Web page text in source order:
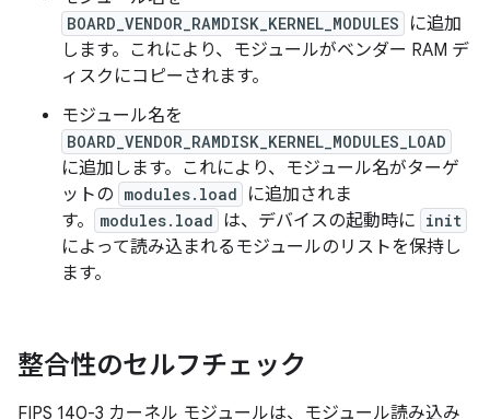
BOARD_VENDOR_RAMDISK_KERNEL_MODULES
に追加
します。これにより、モジュールがベンダー RAM デ
ィスクにコピーされます。
モジュール名を
BOARD_VENDOR_RAMDISK_KERNEL_MODULES_LOAD
に追加します。これにより、モジュール名がターゲ
ットの modules.load
に追加されま
す。
modules.load は、デバイスの起動時に init
によって読み込まれるモジュールのリストを保持し
ます。
整合性のセルフチェック
FIPS 140-3 カーネル モジュールは、モジュール読み込み